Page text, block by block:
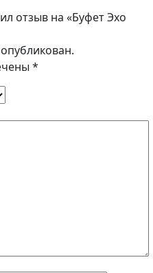
отзыв на «Буфет Эхо
*